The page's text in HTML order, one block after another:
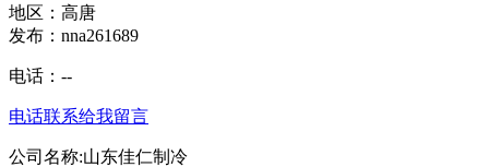
地区：高唐
发布：nna261689
电话： --
电话联系给我留言
公司名称:山东佳仁制冷